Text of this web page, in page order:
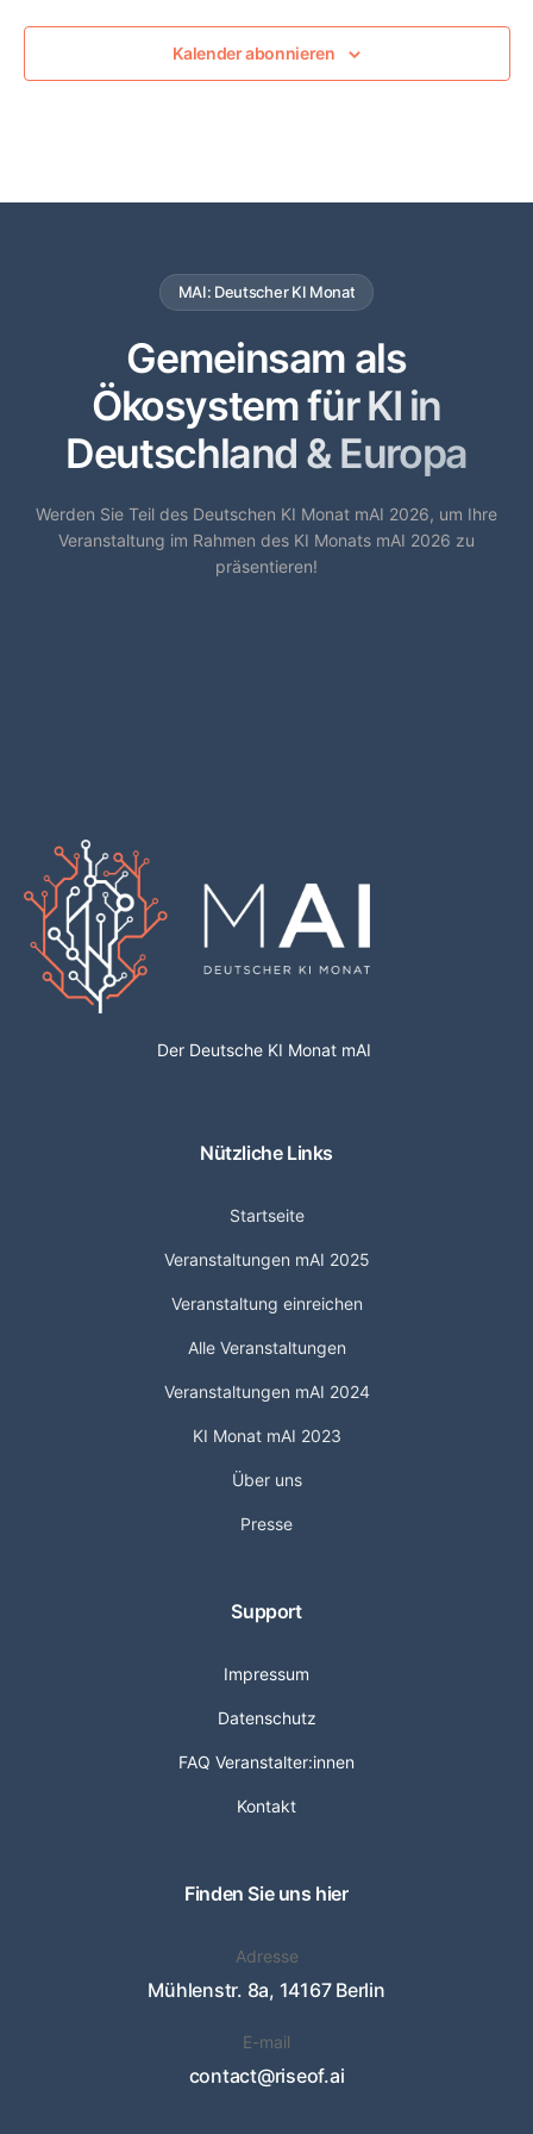
Kalender abonnieren
MAI: Deutscher KI Monat
Gemeinsam als
Ökosystem für KI in
Deutschland & Europa
Werden Sie Teil des Deutschen KI Monat mAI 2026, um Ihre
Veranstaltung im Rahmen des KI Monats mAI 2026 zu
präsentieren!
Der Deutsche KI Monat mAI
Nützliche Links
Startseite
Veranstaltungen mAI 2025
Veranstaltung einreichen
Alle Veranstaltungen
Veranstaltungen mAI 2024
KI Monat mAI 2023
Über uns
Presse
Support
Impressum
Datenschutz
FAQ Veranstalter:innen
Kontakt
Finden Sie uns hier
Adresse
Mühlenstr. 8a, 14167 Berlin
E-mail
contact@riseof.ai